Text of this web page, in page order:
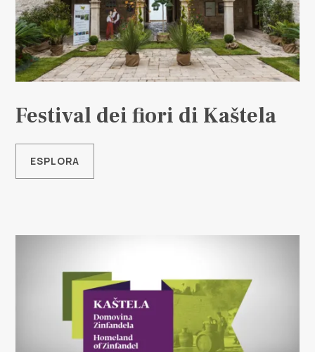
info@kastela-info.hr
Villa Nika, Kamberovo šetalište 30,
21216 Kaštel Stari, Hrvatska
Indicazioni
Festival dei fiori di Kaštela
ESPLORA